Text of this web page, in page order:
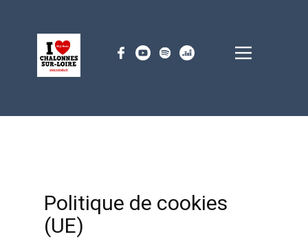
Politique de cookies
(UE)